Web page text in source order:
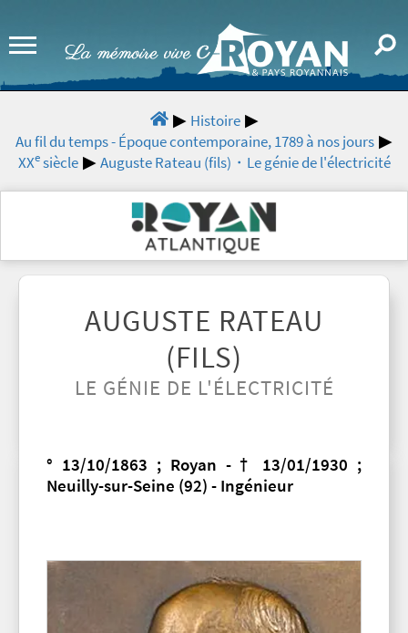
Histoire
Au fil du temps - Époque contemporaine, 1789 à nos jours
XXesiècle Auguste Rateau (fils)・Le génie de l'électricité
AUGUSTE RATEAU
(FILS)
LE GÉNIE DE L'ÉLECTRICITÉ
° 13/10/1863 ; Royan - † 13/01/1930 ;
Neuilly-sur-Seine (92) - Ingénieur